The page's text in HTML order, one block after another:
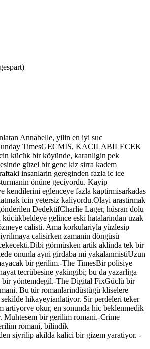
Annabelle, yilin en iyi suc
TimesGECMIS, KACILABILECEK
kücük bir köyünde, karanligin pek
güzel bir genc kiz sirra kadem
insanlarin gereginden fazla ic ice
önüne geciyordu. Kayip
kendilerini eglenceye fazla kaptirmisarkadas
icin yetersiz kaliyordu.Olayi arastirmak
DedektifCharlie Lager, hüsran dolu
gelince eski hatalarindan uzak
calisti. Ama korkulariyla yüzlesip
calisirken zamanin döngüsü
görmüsken artik aklinda tek bir
onunla ayni girdaba mi yakalanmistiUzun
bir gerilim.-The TimesBir polisiye
tecrübesine yakingibi; bu da yazarliga
bir yöntemdegil.-The Digital FixGüclü bir
Bu tür romanlarindüstügü kliselere
hikayeyianlatiyor. Sir perdeleri teker
artiyorve okur, en sonunda hic beklenmedik
Muhtesem bir gerilim romani.-Crime
romani, bilindik
siyrilip akilda kalici bir gizem yaratiyor. -